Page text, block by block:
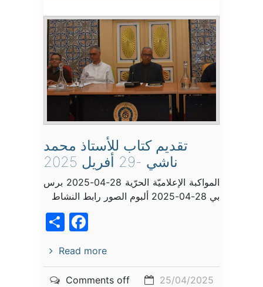
تقديم كتاب للأستاذ محمد
ناشي -29 أفريل 2025
المواكبة الإعلاميّة الحرّية 28-04-2025 برس
بي 28-04-2025 ألبوم الصور رابط النشاط
Read more
25/04/2025
Comments off